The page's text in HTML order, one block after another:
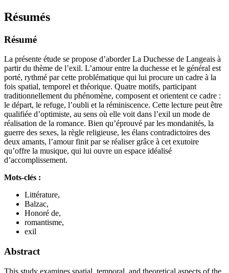
Résumés
Résumé
La présente étude se propose d’aborder La Duchesse de Langeais à
partir du thème de l’exil. L’amour entre la duchesse et le général est
porté, rythmé par cette problématique qui lui procure un cadre à la
fois spatial, temporel et théorique. Quatre motifs, participant
traditionnellement du phénomène, composent et orientent ce cadre :
le départ, le refuge, l’oubli et la réminiscence. Cette lecture peut être
qualifiée d’optimiste, au sens où elle voit dans l’exil un mode de
réalisation de la romance. Bien qu’éprouvé par les mondanités, la
guerre des sexes, la règle religieuse, les élans contradictoires des
deux amants, l’amour finit par se réaliser grâce à cet exutoire
qu’offre la musique, qui lui ouvre un espace idéalisé
d’accomplissement.
Mots-clés :
Littérature,
Balzac,
Honoré de,
romantisme,
exil
Abstract
This study examines spatial, temporal, and theoretical aspects of the